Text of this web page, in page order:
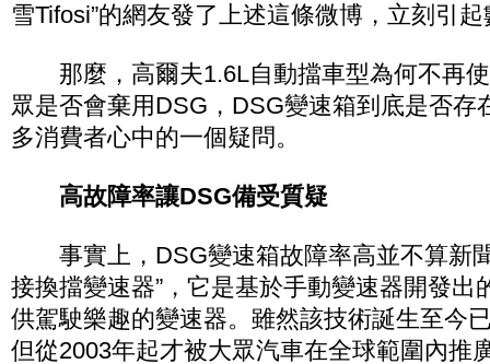
雪Tifosi”的網友發了上述這條微博，立刻引
那麼，高爾夫1.6L自動擋車型為何不再使
眾是否會棄用DSG，DSG變速箱到底是否存
多消費者心中的一個疑問。
高故障率讓DSG備受質疑
事實上，DSG變速箱故障率高並不算新
接換擋變速器”，它是基於手動變速器開發出
供駕駛樂趣的變速器。雖然該技術誕生至今
但從2003年起才被大眾汽車在全球範圍內推